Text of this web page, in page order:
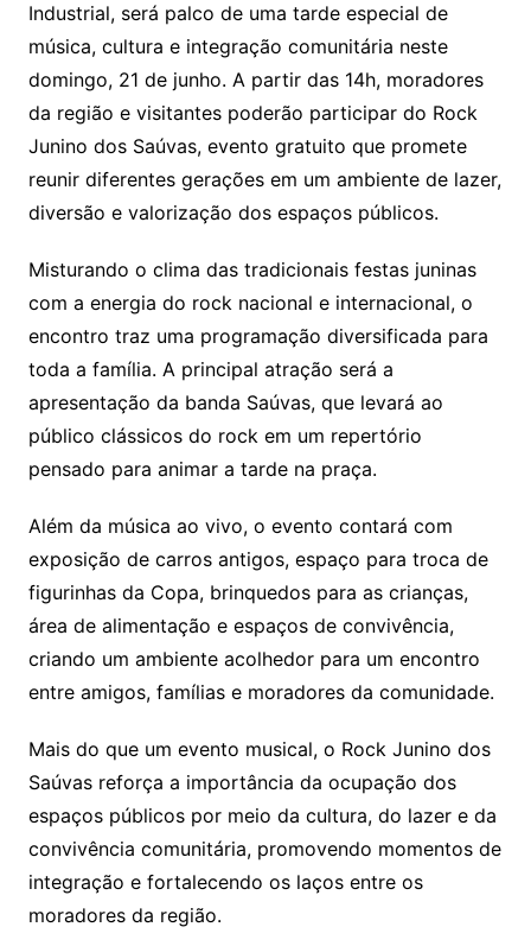
Industrial, será palco de uma tarde especial de
música, cultura e integração comunitária neste
domingo, 21 de junho. A partir das 14h, moradores
da região e visitantes poderão participar do Rock
Junino dos Saúvas, evento gratuito que promete
reunir diferentes gerações em um ambiente de lazer,
diversão e valorização dos espaços públicos.
Misturando o clima das tradicionais festas juninas
com a energia do rock nacional e internacional, o
encontro traz uma programação diversificada para
toda a família. A principal atração será a
apresentação da banda Saúvas, que levará ao
público clássicos do rock em um repertório
pensado para animar a tarde na praça.
Além da música ao vivo, o evento contará com
exposição de carros antigos, espaço para troca de
figurinhas da Copa, brinquedos para as crianças,
área de alimentação e espaços de convivência,
criando um ambiente acolhedor para um encontro
entre amigos, famílias e moradores da comunidade.
Mais do que um evento musical, o Rock Junino dos
Saúvas reforça a importância da ocupação dos
espaços públicos por meio da cultura, do lazer e da
convivência comunitária, promovendo momentos de
integração e fortalecendo os laços entre os
moradores da região.